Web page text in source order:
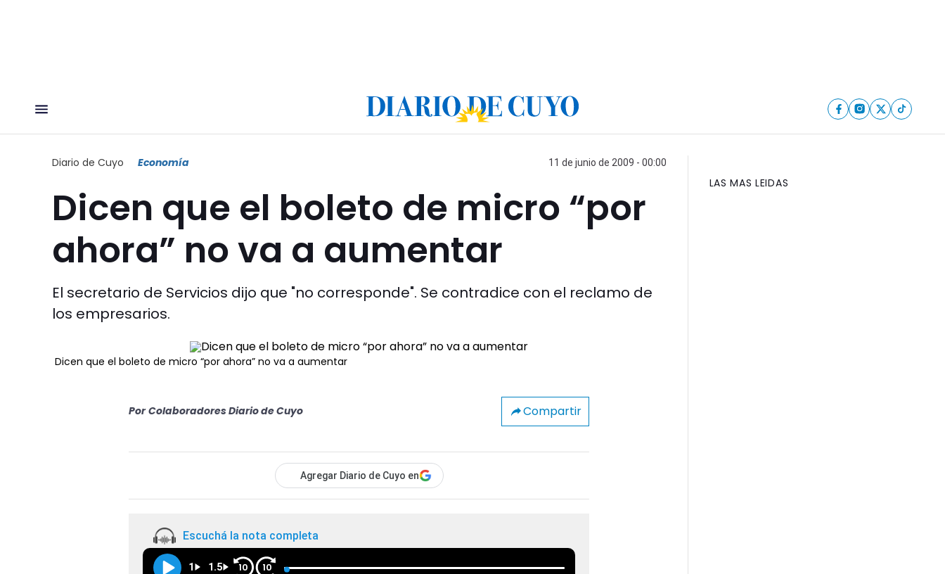
Diario de Cuyo Economía 11 de junio de 2009 - 00:00
Dicen que el boleto de micro “por
ahora” no va a aumentar
El secretario de Servicios dijo que "no corresponde". Se contradice con el reclamo de
los empresarios.
Dicen que el boleto de micro “por ahora” no va a aumentar
Por Colaboradores Diario de Cuyo Compartir
Agregar Diario de Cuyo en
Escuchá la nota completa
1 1.5 10 10
LAS MAS LEIDAS